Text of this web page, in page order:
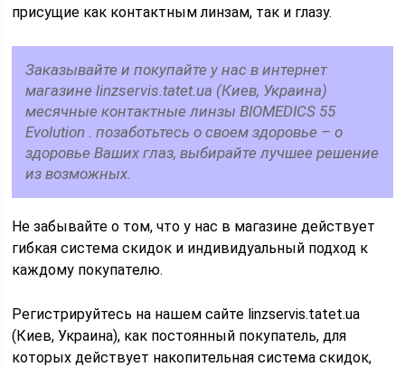
присущие как контактным линзам, так и глазу.
Заказывайте и покупайте у нас в интернет
магазине linzservis.tatet.ua (Киев, Украина)
месячные контактные линзы BIOMEDICS 55
Evolution . позаботьтесь о своем здоровье – о
здоровье Ваших глаз, выбирайте лучшее решение
из возможных.
Не забывайте о том, что у нас в магазине действует
гибкая система скидок и индивидуальный подход к
каждому покупателю.
Регистрируйтесь на нашем сайте linzservis.tatet.ua
(Киев, Украина), как постоянный покупатель, для
которых действует накопительная система скидок,